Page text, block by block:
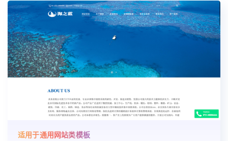
适用于通用网站类模板